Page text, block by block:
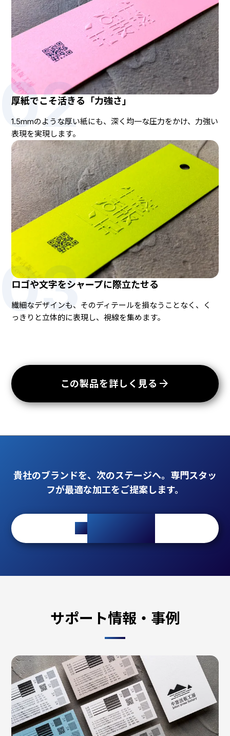
厚紙でこそ活きる「力強さ」
1.5mmのような厚い紙にも、深く均一な圧力をかけ、力強い
表現を実現します。
ロゴや文字をシャープに際立たせる
繊細なデザインも、そのディテールを損なうことなく、く
っきりと立体的に表現し、視線を集めます。
この製品を詳しく見る arrow_forward
貴社のブランドを、次のステージへ。専門スタッ
フが最適な加工をご提案します。
mail_outlineご相談・お見積
サポート情報・事例